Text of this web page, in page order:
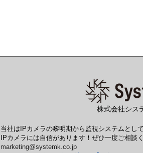
株式会社シス
当社はIPカメラの黎明期から監視システムとし
IPカメラには自信があります！ぜひ一度ご相談
marketing@systemk.co.jp